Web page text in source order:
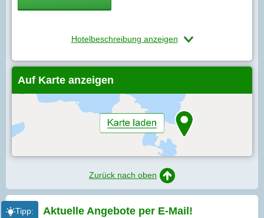
Hotelbeschreibung anzeigen
Auf Karte anzeigen
Zurück nach oben
Tipp: Aktuelle Angebote per E-Mail!